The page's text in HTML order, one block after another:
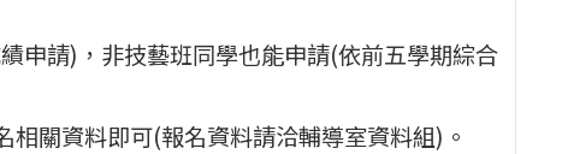
申請)，非技藝班同學也能申請(依前五學期綜合
相關資料即可(報名資料請洽輔導室資料組)。